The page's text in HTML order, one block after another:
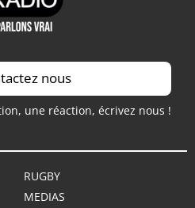
nous
une réaction, écrivez nous !
RUGBY
MEDIAS